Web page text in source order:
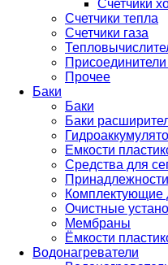
Счетчики
Счетчики тепла
Счетчики газа
Присоединители
Прочее
Баки
Баки
Баки
Емкости
Средства для
Комплектующие
Очистные
Мембраны
Ёмкости
Водонагреватели